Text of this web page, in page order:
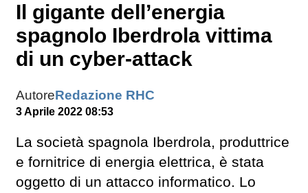
Il gigante dell’energia
spagnolo Iberdrola vittima
di un cyber-attack
AutoreRedazione RHC
3 Aprile 2022 08:53
La società spagnola Iberdrola, produttrice
e fornitrice di energia elettrica, è stata
oggetto di un attacco informatico. Lo